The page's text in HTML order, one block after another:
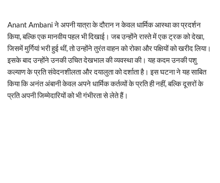
Anant Ambani ने अपनी यात्रा के दौरान न केवल धार्मिक आस्था का प्रदर्शन
किया, बल्कि एक मानवीय पहल भी दिखाई। जब उन्होंने रास्ते में एक ट्रक को देखा,
जिसमें मुर्गियां भरी हुई थीं, तो उन्होंने तुरंत वाहन को रोका और पक्षियों को खरीद लिया।
इसके बाद उन्होंने उनकी उचित देखभाल की व्यवस्था की। यह कदम उनकी पशु
कल्याण के प्रति संवेदनशीलता और दयालुता को दर्शाता है। इस घटना ने यह साबित
किया कि अनंत अंबानी केवल अपने धार्मिक कर्तव्यों के प्रति ही नहीं, बल्कि दूसरों के
प्रति अपनी जिम्मेदारियों को भी गंभीरता से लेते हैं।